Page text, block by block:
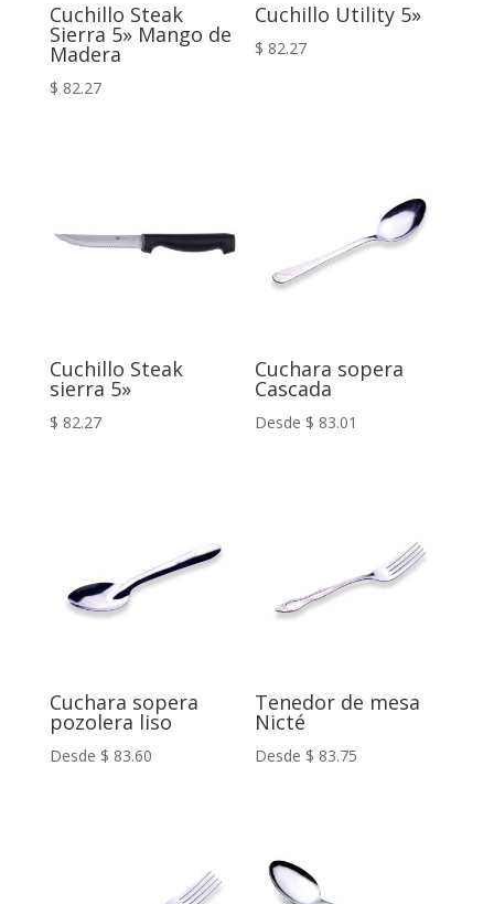
Cuchillo Steak
Sierra 5» Mango de
Madera
$ 82.27
Cuchillo Utility 5»
$ 82.27
Cuchillo Steak
sierra 5»
$ 82.27
Cuchara sopera
Cascada
Desde $ 83.01
Cuchara sopera
pozolera liso
Desde $ 83.60
Tenedor de mesa
Nicté
Desde $ 83.75